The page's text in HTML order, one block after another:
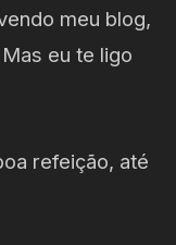
meu blog,
eu te ligo
refeição, até